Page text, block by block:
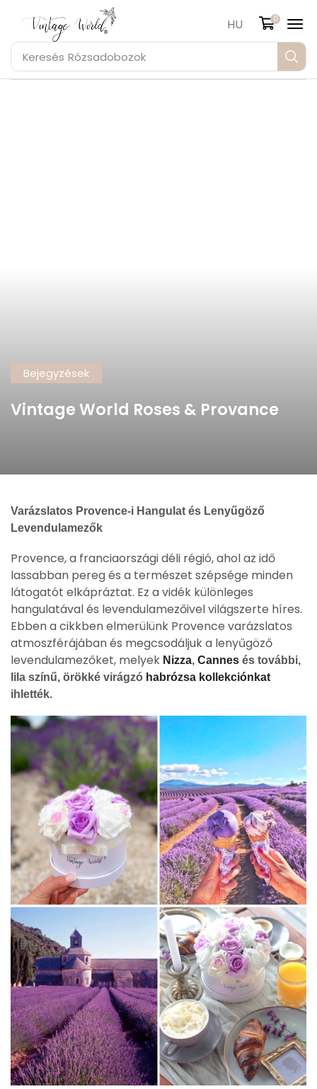
Keresés Rózsadobozok
HU 0
Bejegyzések
Vintage World Roses & Provance
Varázslatos Provence-i Hangulat és Lenyűgöző
Levendulamezők
Provence, a franciaországi déli régió, ahol az idő
lassabban pereg és a természet szépsége minden
látogatót elkápráztat. Ez a vidék különleges
hangulatával és levendulamezőivel világszerte híres.
Ebben a cikkben elmerülünk Provence varázslatos
atmoszférájában és megcsodáljuk a lenyűgöző
levendulamezőket, melyek Nizza, Cannes és további,
lila színű, örökké virágzó habrózsa kollekciónkat
ihlették.